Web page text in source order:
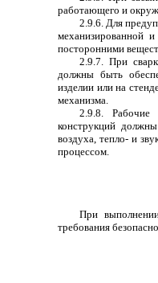
работающего и
2.9.6. Для
механизированной
посторонними
2.9.7. При
должны быть
изделии или на
механизма.
2.9.8. Рабочие
конструкций
воздуха, тепло- и
процессом.
При
требования